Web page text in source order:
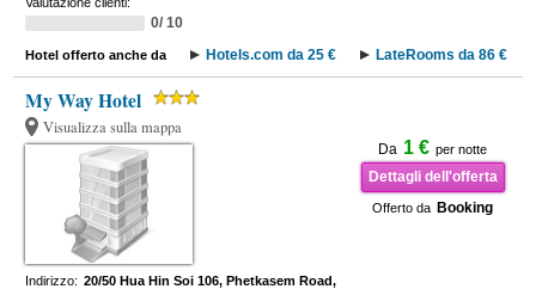
0/ 10
Hotel offerto anche da Hotels.com da 25 € LateRooms da 86 €
My Way Hotel
Visualizza sulla mappa
Da 1 € per notte
Dettagli dell'offerta
Offerto da Booking
Indirizzo: 20/50 Hua Hin Soi 106, Phetkasem Road,